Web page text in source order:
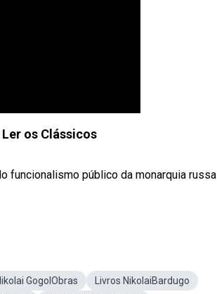
os Clássicos
funcionalismo público da monarquia russa
GogolObras
Livros NikolaiBardugo